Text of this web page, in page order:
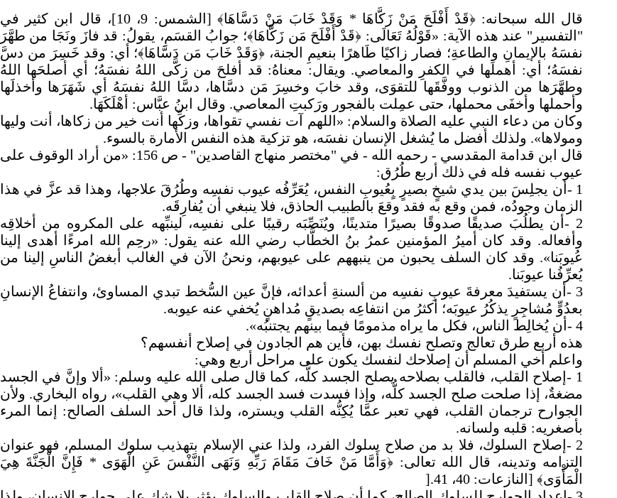
قال الله سبحانه: ﴿قَدْ أَفْلَحَ مَنْ زَكَّاهَا * وَقَدْ خَابَ مَنْ دَسَّاهَا﴾ [الشمس: 9، 10]، قال ابن كثير في
"التفسير" عند هذه الآية: «قَوْلُهُ تَعَالَى: ﴿قَدْ أَفْلَحَ مَن زَكَّاهَا﴾؛ جوابُ القسَمِ، يقولُ: قد فازَ ونَجَا من طهَّرَ
نفسَهُ بالإيمانِ والطاعةِ؛ فصار زاكيًا طَاهرًا بنعيمِ الجنة، ﴿وَقَدْ خَابَ مَن دَسَّاهَا﴾؛ أي: وقد خَسِرَ من دسَّ
نفسَهُ؛ أي: أهملَها في الكفرِ والمعاصي. ويقال: معناهُ: قد أفلحَ من زكَّى اللهُ نفسَهُ؛ أي أصلحَها اللهُ
وطهَّرَها من الذنوب ووفَّقَها للتقوَى، وقد خابَ وخسِرَ مَن دسَّاها، دسَّا اللهُ نفسَهُ أي شَهَرَها وأخذلَها
وأحملها وأخفَى محملها، حتى عمِلت بالفجور ورَكبتِ المعاصي. وقال ابنُ عبَّاس: أهْلَكَهَا.
وكان من دعاء النبي عليه الصلاة والسلام: «اللهم آت نفسي تقواها، وزكِّها أنت خير من زكاها، أنت وليها
ومولاها». ولذلك أفضل ما يُشغل الإنسان نفسَه، هو تزكية هذه النفس الأمارة بالسوء.
قال ابن قدامة المقدسي - رحمه الله - في "مختصر منهاج القاصدين" - ص 156: «من أراد الوقوف على
عيوب نفسه فله في ذلك أربع طُرُق:
1
-أن يجلِسَ بين يدي شيخٍ بصيرٍ بٍعُيوبِ النفس، يُعَرِّفُه عيوب نفسِه وطُرُقَ علاجها، وهذا قد عزَّ في هذا
الزمان وجودُه، فمن وقع به فقد وقعَ بالطبيب الحاذق، فلا ينبغي أن يُفارِقَه.
2
-أن يطلُبَ صديقًا صدوقًا بصيرًا متدينًا، ويُنَصِّبَه رقيبًا على نفسِه، لينبِّهه على المكروه من أخلاقِه
وأفعاله. وقد كان أميرُ المؤمنين عمرُ بنُ الخطَّاب رضي الله عنه يقول: «رحِم الله امرءًا أهدى إلينا
عُيوبَنا». وقد كان السلف يحبون من ينبههم على عيوبهم، ونحنُ الآن في الغالب أبغضُ الناسِ إلينا من
يُعرِّفُنا عيوبَنا.
3
-أن يستفيدَ معرفةَ عيوبِ نفسِه من ألسنةِ أعدائه، فإنَّ عين السُّخط تبدي المساوئ، وانتفاعُ الإنسانِ
بعدُوٍّ مُشاجِرٍ يذكُرُ عيوبَه؛ أكثرُ من انتفاعِه بصديقٍ مُداهنٍ يُخفي عنه عيوبه.
4
-أن يُخالِط الناس، فكل ما يراه مذمومًا فيما بينهم يجتنبُه».
هذه أربع طرق تعالج وتصلح نفسك بهن، فأين هم الجادون في إصلاح أنفسهم؟
واعلم أخي المسلم أن إصلاحك لنفسك يكون على مراحل أربع وهي:
1
-إصلاح القلب، فالقلب بصلاحه يصلح الجسد كلُّه، كما قال صلى الله عليه وسلم: «ألا وإنَّ في الجسد
مضغةٌ، إذا صلحت صلح الجسد كلُّه، وإذا فسدت فسد الجسد كله، ألا وهي القلب»، رواه البخاري. ولأن
الجوارح ترجمان القلب، فهي تعبر عمَّا يُكِنُّه القلب ويستره، ولذا قال أحد السلف الصالح: إنما المرء
بأصغريه: قلبه ولسانه.
2
-إصلاح السلوك، فلا بد من صلاح سلوك الفرد، ولذا عني الإسلام بتهذيب سلوك المسلم، فهو عنوان
التزامه وتدينه، قال الله تعالى: ﴿وَأَمَّا مَنْ خَافَ مَقَامَ رَبِّهِ وَنَهَى النَّفْسَ عَنِ الْهَوَى * فَإِنَّ الْجَنَّةَ هِيَ
الْمَأْوَى﴾ [النازعات: 40، 41
].